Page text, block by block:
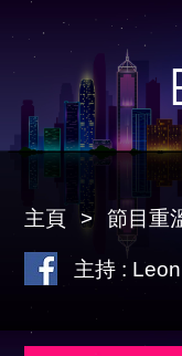
主頁 節目重
主持 :